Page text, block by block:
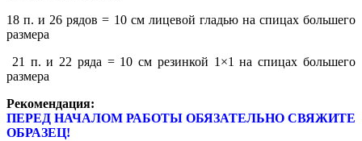
18 п. и 26 рядов = 10 см лицевой гладью на спицах большего
размера
21 п. и 22 ряда = 10 см резинкой 1×1 на спицах большего
размера
Рекомендация:
ПЕРЕД НАЧАЛОМ РАБОТЫ ОБЯЗАТЕЛЬНО СВЯЖИТЕ
ОБРАЗЕЦ!